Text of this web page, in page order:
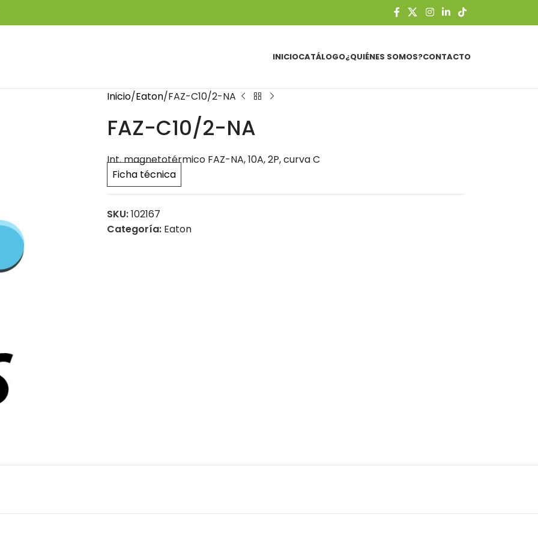
INICIOCATÁLOGO¿QUIÉNES SOMOS?CONTACTO
Inicio Eaton FAZ-C10/2-NA
FAZ-C10/2-NA
Int. magnetotérmico FAZ-NA, 10A, 2P, curva C
Ficha técnica
SKU:102167
Categoría: Eaton